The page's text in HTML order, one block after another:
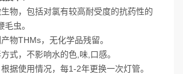
生物，包括对氯有较高耐受度的抗药性的
虫。
物THMs，无化学品残留。
式，不影响水的色,味,口感。
根据使用情况，每1-2年更换一次灯管。